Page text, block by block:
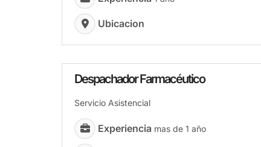
Ubicacion
Despachador Farmacéutico
Servicio Asistencial
Experiencia mas de 1 año